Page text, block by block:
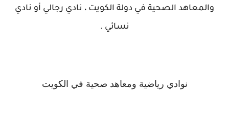
والمعاهد الصحية في دولة الكويت ، نادي رجالي أو نادي
نسائي .
نوادي رياضية ومعاهد صحية في الكويت